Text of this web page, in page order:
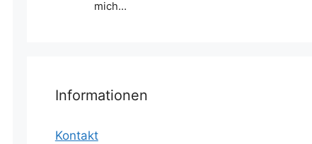
mich…
Informationen
Kontakt